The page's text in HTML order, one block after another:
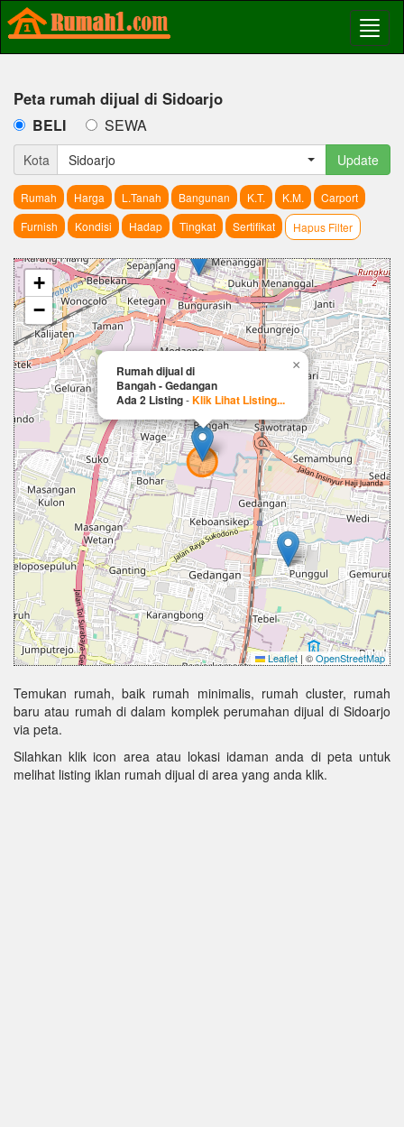
Peta rumah dijual di Sidoarjo
BELI SEWA
Kota Sidoarjo Update
Rumah Harga L.Tanah Bangunan K.T. K.M.
Carport
Furnish
Kondisi Hadap Tingkat Sertifikat Hapus Filter
Rumah dijual di
Bangah - Gedangan
Ada 2 Listing-Klik Lihat Listing...
×
+
−
Leaflet | ©OpenStreetMap
Temukan rumah, baik rumah minimalis, rumah cluster, rumah
baru atau rumah di dalam komplek perumahan dijual di Sidoarjo
via peta.
Silahkan klik icon area atau lokasi idaman anda di peta untuk
melihat listing iklan rumah dijual di area yang anda klik.